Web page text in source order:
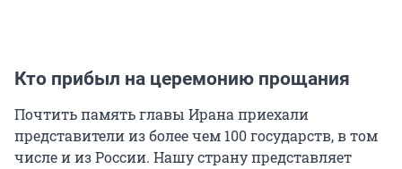
Кто прибыл на церемонию прощания
Почтить память главы Ирана приехали
представители из более чем 100 государств, в том
числе и из России. Нашу страну представляет